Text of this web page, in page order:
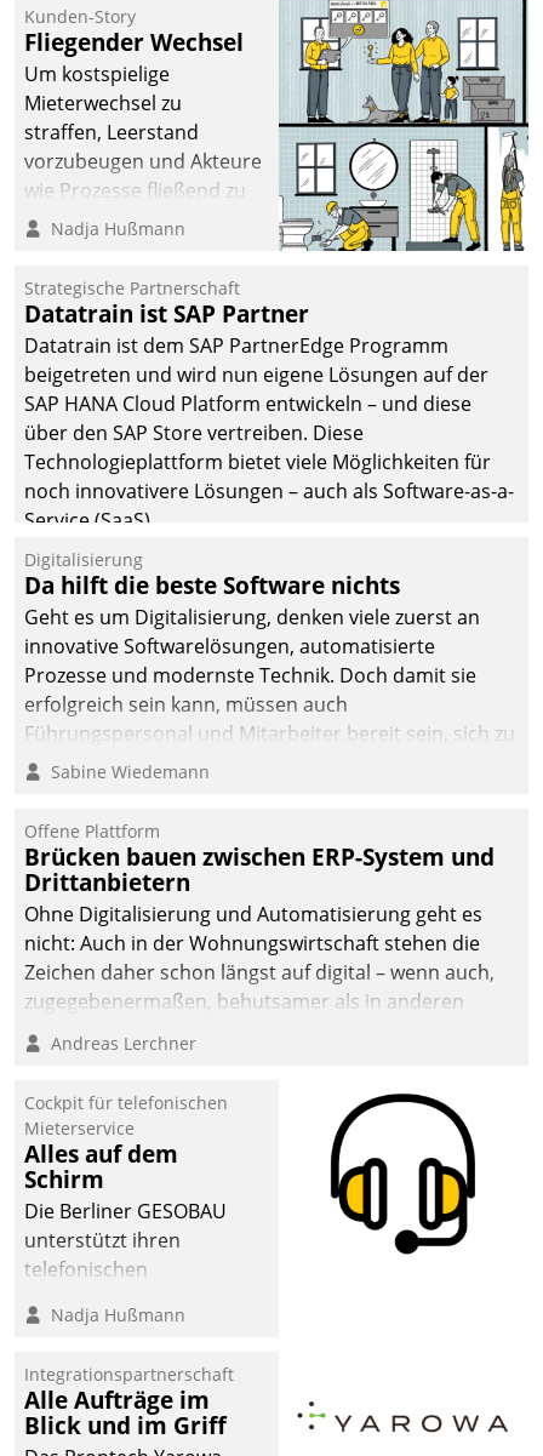
Kunden-Story
Fliegender Wechsel
Um kostspielige
Mieterwechsel zu
straffen, Leerstand
vorzubeugen und Akteure
wie Prozesse fließend zu
vernetzen, nutzt die
Jahresbeginn eine
Überblick, Einsicht und
Eingriff bietende Lösung.
Zur Entwicklung setzte
man auf
Cloudtechnologie,
bewährte und Startup-
Partner sowie erstmals
agile Projektmethoden.
Nadja Hußmann
Strategische Partnerschaft
Datatrain ist SAP Partner
Datatrain ist dem SAP PartnerEdge Programm
beigetreten und wird nun eigene Lösungen auf der
SAP HANA Cloud Platform entwickeln – und diese
über den SAP Store vertreiben. Diese
Technologieplattform bietet viele Möglichkeiten für
noch innovativere Lösungen – auch als Software-as-a-
Service (SaaS).
Digitalisierung
Da hilft die beste Software nichts
Geht es um Digitalisierung, denken viele zuerst an
innovative Softwarelösungen, automatisierte
Prozesse und modernste Technik. Doch damit sie
erfolgreich sein kann, müssen auch
Führungspersonal und Mitarbeiter bereit sein, sich zu
verändern und anzupassen, sonst werden sie an ihr
Sabine Wiedemann
Offene Plattform
Brücken bauen zwischen ERP-System und
Drittanbietern
Ohne Digitalisierung und Automatisierung geht es
nicht: Auch in der Wohnungswirtschaft stehen die
Zeichen daher schon längst auf digital – wenn auch,
zugegebenermaßen, behutsamer als in anderen
Branchen.
Andreas Lerchner
Cockpit für telefonischen
Mieterservice
Alles auf dem
Schirm
Die Berliner GESOBAU
unterstützt ihren
telefonischen
digitalen Cockpit, das
passende Fragen und
Schlagworte auswirft.
Eine intuitive
Nadja Hußmann
Integrationspartnerschaft
Alle Aufträge im
Blick und im Griff